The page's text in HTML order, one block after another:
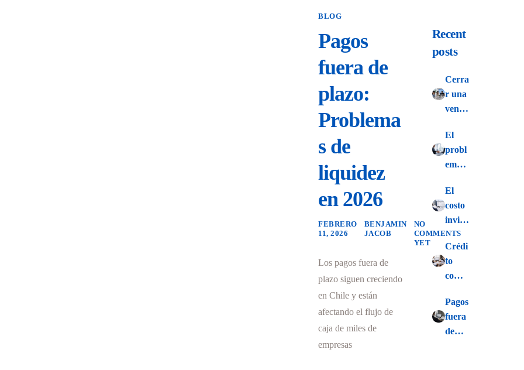
BLOG
Pagos
fuera de
plazo:
Problema
s de
liquidez
en 2026
FEBRERO
11, 2026
BENJAMIN
JACOB
NO
COMMENTS
YET
Los pagos fuera de
plazo siguen creciendo
en Chile y están
afectando el flujo de
caja de miles de
empresas
Recent
posts
Cerra
r una
venta
asegu
rar el
result
El
probl
ema
vende
r sin
condi
ciones
claras
de
pago
El
costo
invisi
ble de
financ
iar a
tus
s
Crédi
to
comer
2026:
Un
escen
Pagos
fuera
de